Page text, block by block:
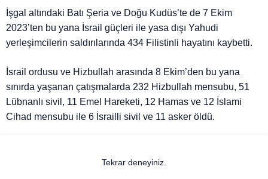
İşgal altındaki Batı Şeria ve Doğu Kudüs’te de 7 Ekim
2023’ten bu yana İsrail güçleri ile yasa dışı Yahudi
yerleşimcilerin saldırılarında 434 Filistinli hayatını kaybetti.
İsrail ordusu ve Hizbullah arasında 8 Ekim’den bu yana
sınırda yaşanan çatışmalarda 232 Hizbullah mensubu, 51
Lübnanlı sivil, 11 Emel Hareketi, 12 Hamas ve 12 İslami
Cihad mensubu ile 6 İsrailli sivil ve 11 asker öldü.
Tekrar deneyiniz.